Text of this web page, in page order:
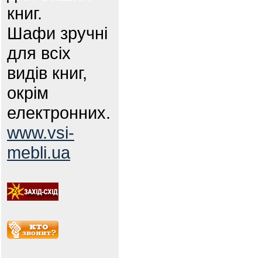
книг.
Шафи зручні
для всіх
видів книг,
окрім
електронних.
www.vsi-
mebli.ua